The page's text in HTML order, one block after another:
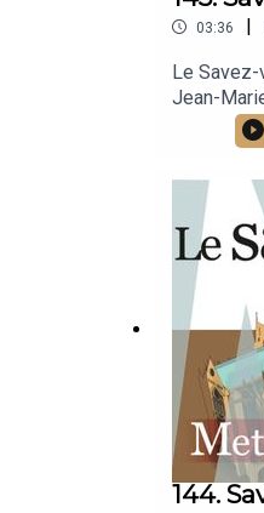
03:36 |
Le
Jean-
144.